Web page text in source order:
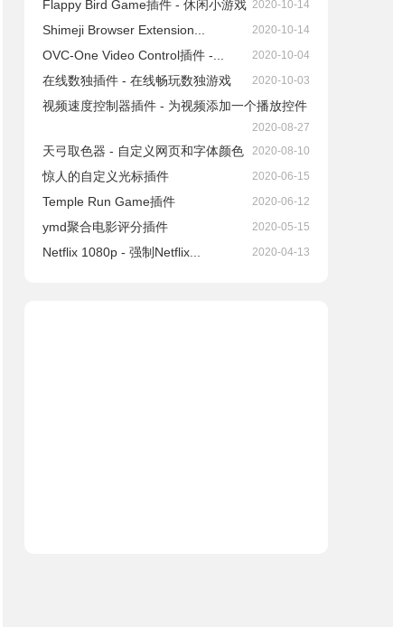
Flappy Bird Game插件 - 休闲小游戏 2020-10-14
Shimeji Browser Extension... 2020-10-14
OVC-One Video Control插件 -... 2020-10-04
在线数独插件 - 在线畅玩数独游戏 2020-10-03
视频速度控制器插件 - 为视频添加一个播放控件
2020-08-27
天弓取色器 - 自定义网页和字体颜色 2020-08-10
惊人的自定义光标插件 2020-06-15
Temple Run Game插件 2020-06-12
ymd聚合电影评分插件 2020-05-15
Netflix 1080p - 强制Netflix... 2020-04-13